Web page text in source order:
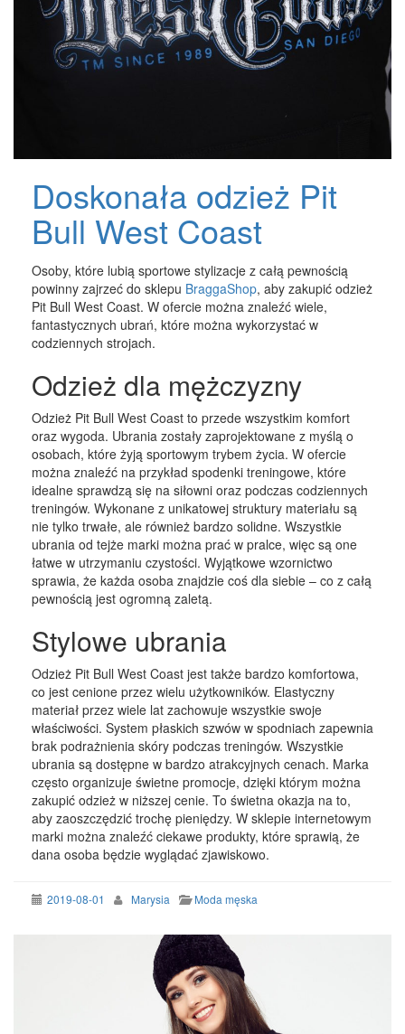
Doskonała odzież Pit
Bull West Coast
Osoby, które lubią sportowe stylizacje z całą pewnością
powinny zajrzeć do sklepu BraggaShop, aby zakupić odzież
Pit Bull West Coast. W ofercie można znaleźć wiele,
fantastycznych ubrań, które można wykorzystać w
codziennych strojach.
Odzież dla mężczyzny
Odzież Pit Bull West Coast to przede wszystkim komfort
oraz wygoda. Ubrania zostały zaprojektowane z myślą o
osobach, które żyją sportowym trybem życia. W ofercie
można znaleźć na przykład spodenki treningowe, które
idealne sprawdzą się na siłowni oraz podczas codziennych
treningów. Wykonane z unikatowej struktury materiału są
nie tylko trwałe, ale również bardzo solidne. Wszystkie
ubrania od tejże marki można prać w pralce, więc są one
łatwe w utrzymaniu czystości. Wyjątkowe wzornictwo
sprawia, że każda osoba znajdzie coś dla siebie – co z całą
pewnością jest ogromną zaletą.
Stylowe ubrania
Odzież Pit Bull West Coast jest także bardzo komfortowa,
co jest cenione przez wielu użytkowników. Elastyczny
materiał przez wiele lat zachowuje wszystkie swoje
właściwości. System płaskich szwów w spodniach zapewnia
brak podrażnienia skóry podczas treningów. Wszystkie
ubrania są dostępne w bardzo atrakcyjnych cenach. Marka
często organizuje świetne promocje, dzięki którym można
zakupić odzież w niższej cenie. To świetna okazja na to,
aby zaoszczędzić trochę pieniędzy. W sklepie internetowym
marki można znaleźć ciekawe produkty, które sprawią, że
dana osoba będzie wyglądać zjawiskowo.
2019-08-01 Marysia Moda męska